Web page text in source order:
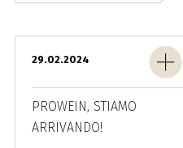
29.02.2024
PROWEIN, STIAMO
ARRIVANDO!